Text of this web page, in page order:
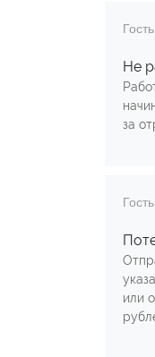
Гость
Не
за
Гость
или